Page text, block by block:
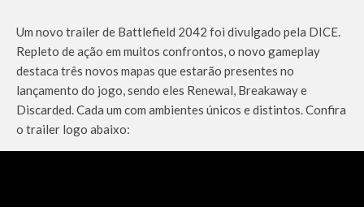
Um novo trailer de Battlefield 2042 foi divulgado pela DICE.
Repleto de ação em muitos confrontos, o novo gameplay
destaca três novos mapas que estarão presentes no
lançamento do jogo, sendo eles Renewal, Breakaway e
Discarded. Cada um com ambientes únicos e distintos. Confira
o trailer logo abaixo: